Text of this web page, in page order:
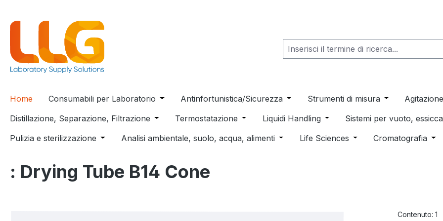
Home Consumabili per Laboratorio Open or close the dropdown menu from the category Consumabili per
Antinfortunistica/Sicurezza Open or close the dropdown menu
Strumenti di misura Open or close
Distillazione, Separazione, Filtrazione Open or close the dropdown menu from the category Distillazione,
Termostatazione Open or close the dropdown menu from the
Liquidi Handling Open or close the dropdown
Sistemi per vuoto,
Pulizia e sterilizzazione Open or close the dropdown menu from the category Pulizia e sterilizzazione
Analisi ambientale, suolo, acqua, alimenti Open or close the dropdown menu from
Life Sciences Open or close the
Cromatografia
: Drying Tube B14 Cone
Contenuto: 1